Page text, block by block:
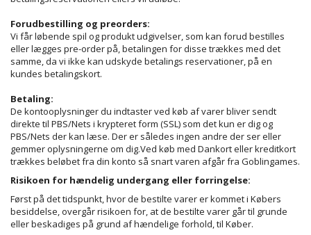
Forudbestilling og preorders:
Vi får løbende spil og produkt udgivelser, som kan forud bestilles
eller lægges pre-order på, betalingen for disse trækkes med det
samme, da vi ikke kan udskyde betalings reservationer, på en
kundes betalingskort.
Betaling:
De kontooplysninger du indtaster ved køb af varer bliver sendt
direkte til PBS/Nets i krypteret form (SSL) som det kun er dig og
PBS/Nets der kan læse. Der er således ingen andre der ser eller
gemmer oplysningerne om dig.Ved køb med Dankort eller kreditkort
trækkes beløbet fra din konto så snart varen afgår fra Goblingames.
Risikoen for hændelig undergang eller forringelse:
Først på det tidspunkt, hvor de bestilte varer er kommet i Købers
besiddelse, overgår risikoen for, at de bestilte varer går til grunde
eller beskadiges på grund af hændelige forhold, til Køber.